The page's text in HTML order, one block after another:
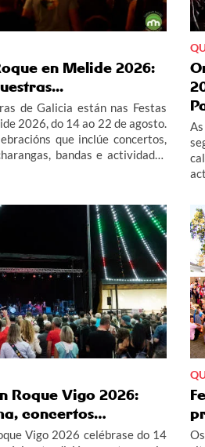
en Melide 2026:
de Galicia están nas Festas
2026, do 14 ao 22 de agosto.
que inclúe concertos,
bandas e actividades
Roque Vigo 2026:
concertos…
Vigo 2026 celébrase do 14